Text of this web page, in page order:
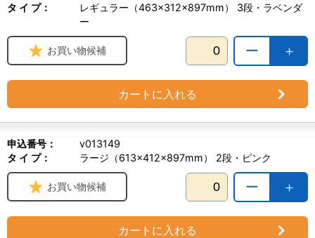
タ イ プ：
レギュラー（463×312×897mm） 3段・ラベンダ
ー
＋
ー
お買い物候補
カートに入れる
申込番号：
v013149
タ イ プ：
ラージ（613×412×897mm） 2段・ピンク
＋
ー
お買い物候補
カートに入れる